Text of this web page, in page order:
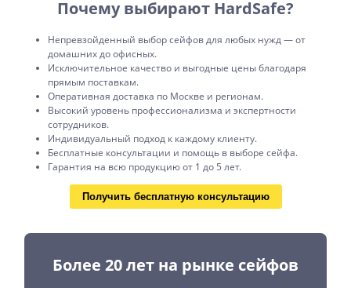
Почему выбирают HardSafe?
Непревзойденный выбор сейфов для любых нужд — от
домашних до офисных.
Исключительное качество и выгодные цены благодаря
прямым поставкам.
Оперативная доставка по Москве и регионам.
Высокий уровень профессионализма и экспертности
сотрудников.
Индивидуальный подход к каждому клиенту.
Бесплатные консультации и помощь в выборе сейфа.
Гарантия на всю продукцию от 1 до 5 лет.
Получить бесплатную консультацию
Более 20 лет на рынке сейфов